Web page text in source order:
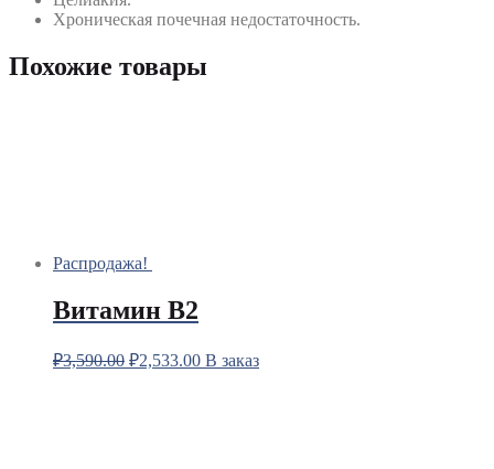
Хроническая почечная недостаточность.
Похожие товары
Распродажа!
Витамин В2
₽3,590.00 ₽2,533.00 В заказ